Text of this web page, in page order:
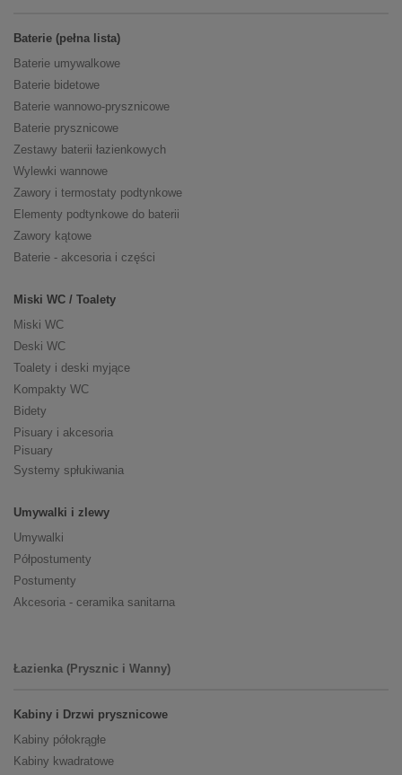
Baterie (pełna lista)
Baterie umywalkowe
Baterie bidetowe
Baterie wannowo-prysznicowe
Baterie prysznicowe
Zestawy baterii łazienkowych
Wylewki wannowe
Zawory i termostaty podtynkowe
Elementy podtynkowe do baterii
Zawory kątowe
Baterie - akcesoria i części
Miski WC / Toalety
Miski WC
Deski WC
Toalety i deski myjące
Kompakty WC
Bidety
Pisuary i akcesoria
Pisuary
Systemy spłukiwania
Umywalki i zlewy
Umywalki
Półpostumenty
Postumenty
Akcesoria - ceramika sanitarna
Łazienka (Prysznic i Wanny)
Kabiny i Drzwi prysznicowe
Kabiny półokrągłe
Kabiny kwadratowe